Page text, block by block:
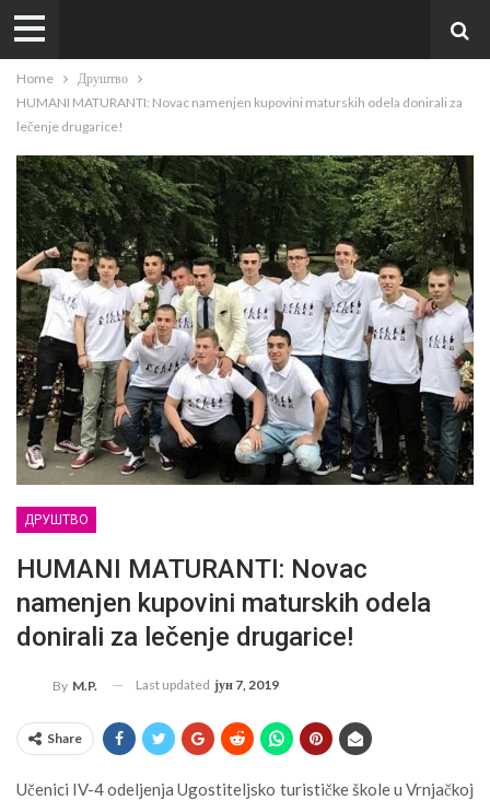
Home
Друштво
HUMANI MATURANTI: Novac namenjen kupovini maturskih odela donirali za
lečenje drugarice!
ДРУШТВО
HUMANI MATURANTI: Novac
namenjen kupovini maturskih odela
donirali za lečenje drugarice!
By M.P. Last updated јун 7, 2019
Share
Učenici IV-4 odeljenja Ugostiteljsko turističke škole u Vrnjačkoj